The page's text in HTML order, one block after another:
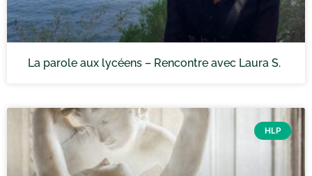
La parole aux lycéens – Rencontre avec Laura S.
HLP